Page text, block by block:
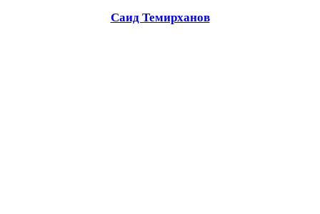
Саид Темирханов